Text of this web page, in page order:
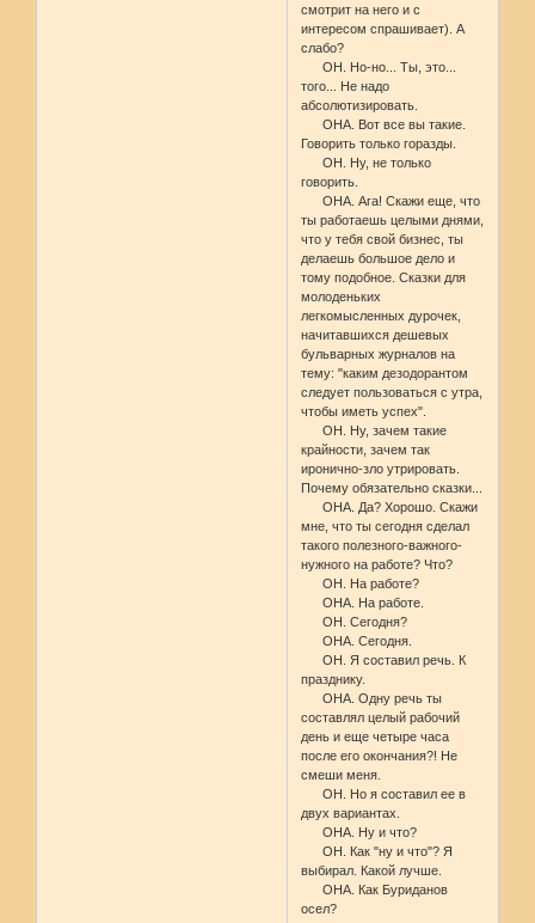
смотрит на него и с
интересом спрашивает). А
слабo?
ОН. Но-но... Ты, это...
того... Не надо
абсолютизировать.
ОНА. Вот все вы такие.
Говорить только горазды.
ОН. Ну, не только
говорить.
ОНА. Ага! Скажи еще, что
ты работаешь целыми днями,
что у тебя свой бизнес, ты
делаешь большое дело и
тому подобное. Сказки для
молоденьких
легкомысленных дурочек,
начитавшихся дешевых
бульварных журналов на
тему: "каким дезодорантом
следует пользоваться с утра,
чтобы иметь успех".
ОН. Ну, зачем такие
крайности, зачем так
иронично-зло утрировать.
Почему обязательно сказки...
ОНА. Да? Хорошо. Скажи
мне, что ты сегодня сделал
такого полезного-важного-
нужного на работе? Что?
ОН. На работе?
ОНА. На работе.
ОН. Сегодня?
ОНА. Сегодня.
ОН. Я составил речь. К
празднику.
ОНА. Одну речь ты
составлял целый рабочий
день и еще четыре часа
после его окончания?! Не
смеши меня.
ОН. Но я составил ее в
двух вариантах.
ОНА. Ну и что?
ОН. Как "ну и что"? Я
выбирал. Какой лучше.
ОНА. Как Буриданов
осел?